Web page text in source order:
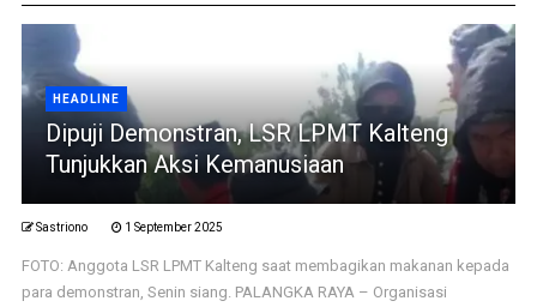
HEADLINE
Dipuji Demonstran, LSR LPMT Kalteng
Tunjukkan Aksi Kemanusiaan
Sastriono 1 September 2025
FOTO: Anggota LSR LPMT Kalteng saat membagikan makanan kepada
para demonstran, Senin siang. PALANGKA RAYA – Organisasi